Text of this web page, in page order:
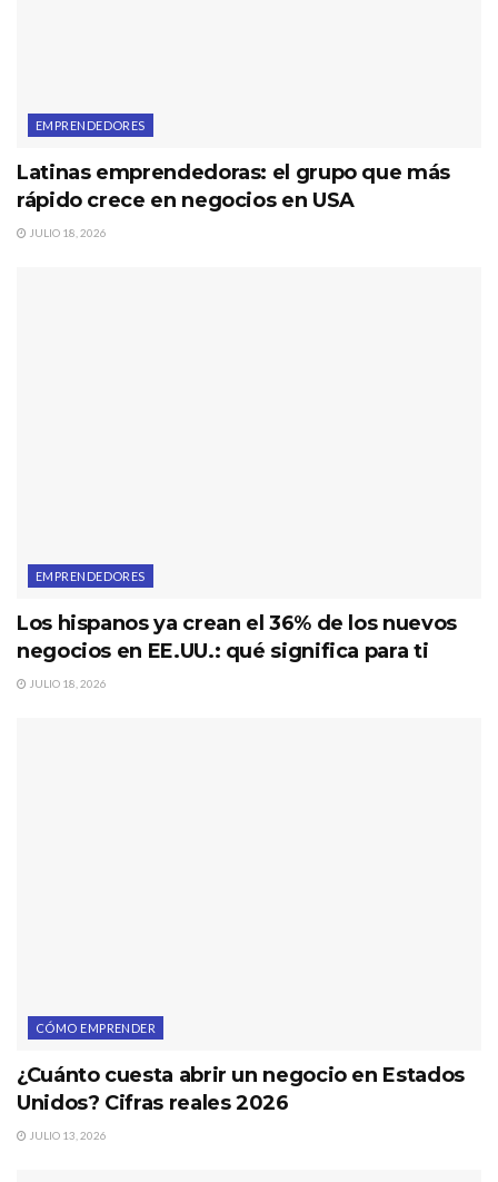
EMPRENDEDORES
Latinas emprendedoras: el grupo que más
rápido crece en negocios en USA
JULIO 18, 2026
EMPRENDEDORES
Los hispanos ya crean el 36% de los nuevos
negocios en EE.UU.: qué significa para ti
JULIO 18, 2026
CÓMO EMPRENDER
¿Cuánto cuesta abrir un negocio en Estados
Unidos? Cifras reales 2026
JULIO 13, 2026